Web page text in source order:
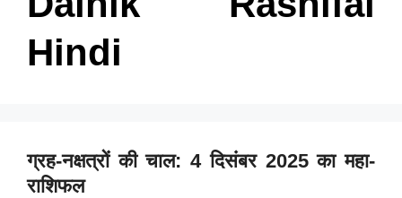
Hindi
ग्रह-नक्षत्रों की चाल: 4 दिसंबर 2025 का महा-
राशिफल